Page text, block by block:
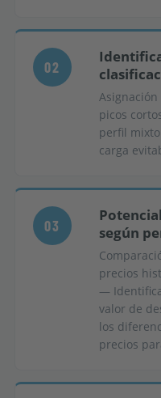
02
Asignación
picos
perfil
carga
03
según
precios
—
valor de
los
precios